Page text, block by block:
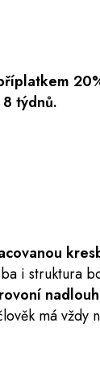
týdnů.
i struktura
má vždy